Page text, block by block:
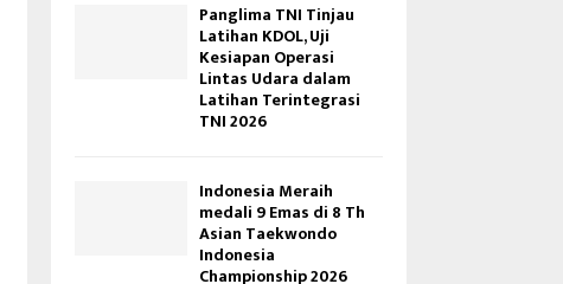
Panglima TNI Tinjau
Latihan KDOL, Uji
Kesiapan Operasi
Lintas Udara dalam
Latihan Terintegrasi
TNI 2026
Indonesia Meraih
medali 9 Emas di 8 Th
Asian Taekwondo
Indonesia
Championship 2026